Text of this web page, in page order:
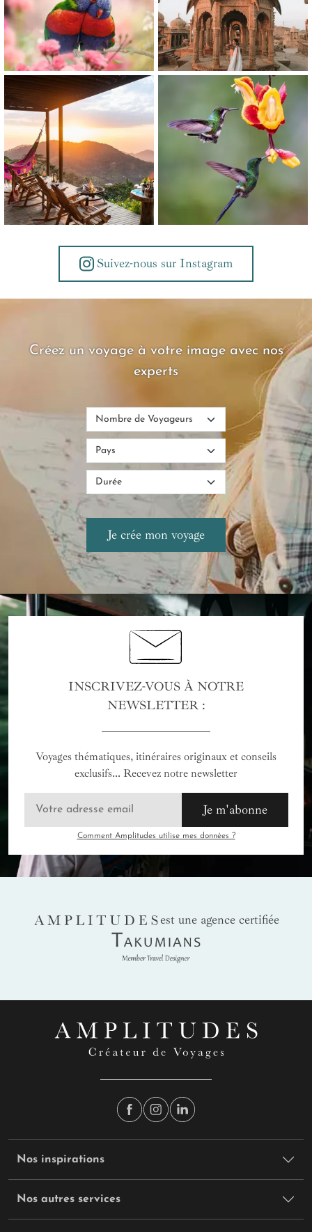
Suivez-nous sur Instagram
Créez un voyage à votre image avec nos
experts
INSCRIVEZ-VOUS À NOTRE
NEWSLETTER :
Voyages thématiques, itinéraires originaux et conseils
exclusifs... Recevez notre newsletter
Je m'abonne
Comment Amplitudes utilise mes données ?
AMPLITUDES
est une agence certifiée
Takumians
Nos inspirations
Nos autres services